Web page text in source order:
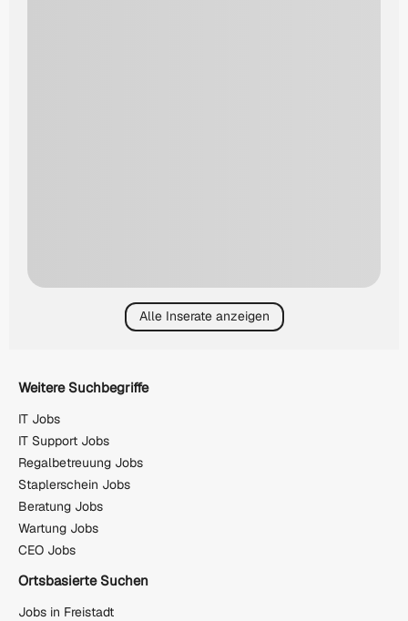
Alle Inserate anzeigen
Weitere Suchbegriffe
IT Jobs
IT Support Jobs
Regalbetreuung Jobs
Staplerschein Jobs
Beratung Jobs
Wartung Jobs
CEO Jobs
Ortsbasierte Suchen
Jobs in Freistadt